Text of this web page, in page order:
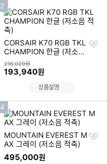
인
기
순
위
2
CORSAIR K70 RGB TKL
CHAMPION 한글 (저소음
적축)
상품금액
216,029원
할인금액
193,940원
찜
상품설명
인
기
위
4
MOUNTAIN EVEREST M
AX 그레이 (저소음 적축)
495,000원
찜